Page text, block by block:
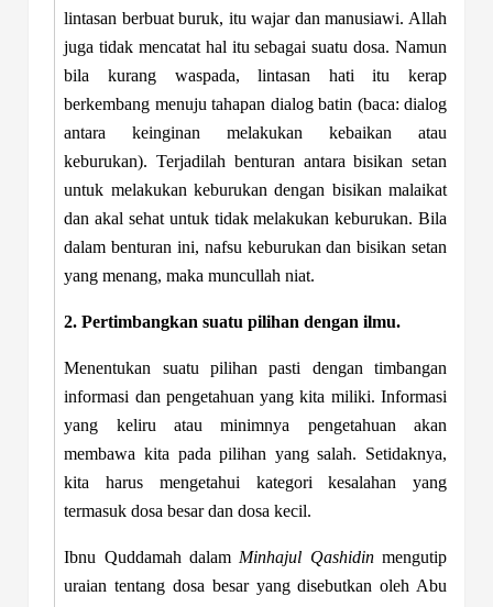
lintasan berbuat buruk, itu wajar dan manusiawi. Allah
juga tidak mencatat hal itu sebagai suatu dosa. Namun
bila kurang waspada, lintasan hati itu kerap
berkembang menuju tahapan dialog batin (baca: dialog
antara keinginan melakukan kebaikan atau
keburukan). Terjadilah benturan antara bisikan setan
untuk melakukan keburukan dengan bisikan malaikat
dan akal sehat untuk tidak melakukan keburukan. Bila
dalam benturan ini, nafsu keburukan dan bisikan setan
yang menang, maka muncullah niat.
2. Pertimbangkan suatu pilihan dengan ilmu.
Menentukan suatu pilihan pasti dengan timbangan
informasi dan pengetahuan yang kita miliki. Informasi
yang keliru atau minimnya pengetahuan akan
membawa kita pada pilihan yang salah. Setidaknya,
kita harus mengetahui kategori kesalahan yang
termasuk dosa besar dan dosa kecil.
Ibnu Quddamah dalam Minhajul Qashidinmengutip
uraian tentang dosa besar yang disebutkan oleh Abu